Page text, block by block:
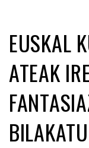
EUSKAL
ATEAK